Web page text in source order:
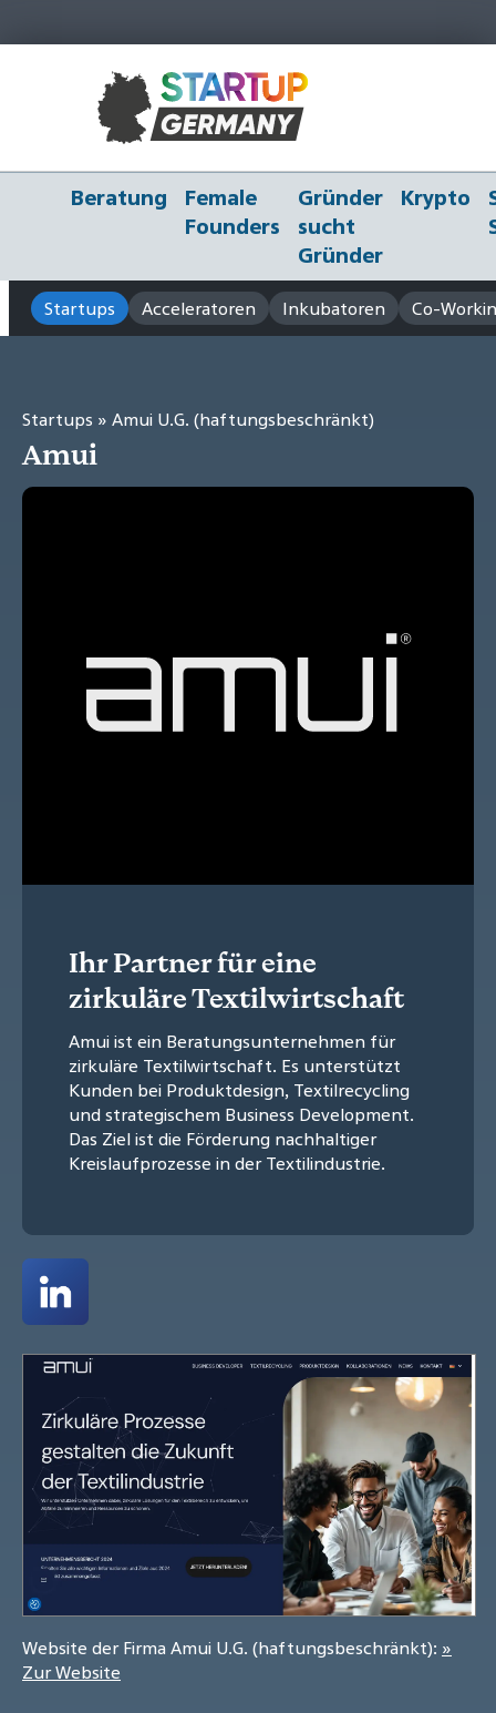
Beratung
Female
Founders
Gründer
sucht
Gründer
Krypto
Startups Acceleratoren Inkubatoren Co-
Startups » Amui U.G. (haftungsbeschränkt)
Amui
Ihr Partner für eine
zirkuläre Textilwirtschaft
Amui ist ein Beratungsunternehmen für
zirkuläre Textilwirtschaft. Es unterstützt
Kunden bei Produktdesign, Textilrecycling
und strategischem Business Development.
Das Ziel ist die Förderung nachhaltiger
Kreislaufprozesse in der Textilindustrie.
Website der Firma Amui U.G. (haftungsbeschränkt): »
Zur Website